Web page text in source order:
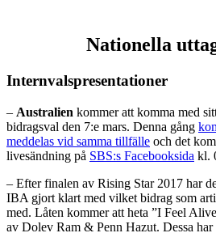
Nationella
Internvalspresentationer
– Australien kommer att komma med
bidragsval den 7:e mars. Denna gång
meddelas vid samma tillfälle och det
livesändning på SBS:s Facebooksida kl.
– Efter finalen av Rising Star 2017 har
IBA gjort klart med vilket bidrag som
med. Låten kommer att heta ”I Feel
av Dolev Ram & Penn Hazut. Dessa